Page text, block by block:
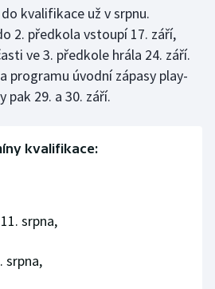
kvalifikace už v srpnu.
2. předkola vstoupí 17. září,
ve 3. předkole hrála 24. září.
programu úvodní zápasy play-
29. a 30. září.
kvalifikace:
srpna,
srpna,